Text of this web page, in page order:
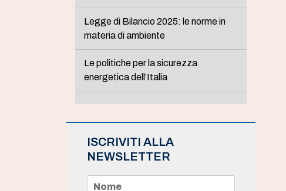
Legge di Bilancio 2025: le norme in
materia di ambiente
Le politiche per la sicurezza
energetica dell’Italia
ISCRIVITI ALLA
NEWSLETTER